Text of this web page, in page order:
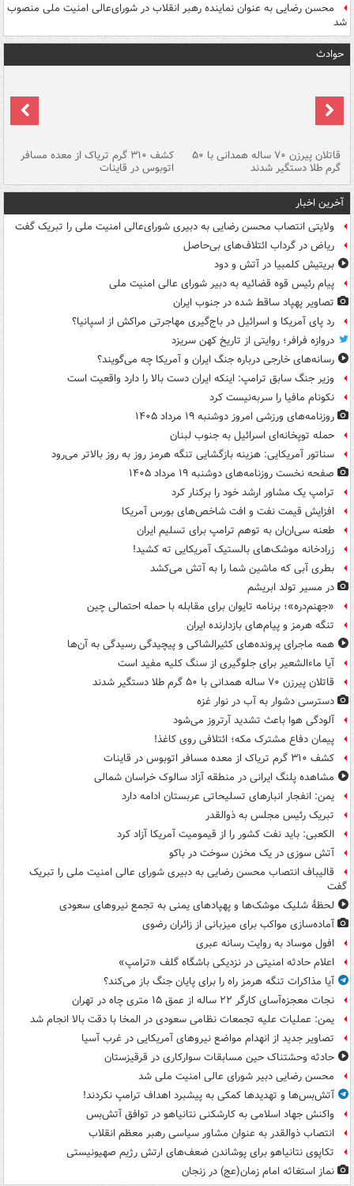
محسن رضایی به عنوان نماینده رهبر انقلاب در شورای‌عالی امنیت ملی منصوب
شد
حوادث
قاتلان پیرزن ۷۰ ساله همدانی با ۵۰
گرم طلا دستگیر شدند
کشف ۳۱۰ گرم تریاک از معده مسافر
اتوبوس در قاینات
آخرین اخبار
ولایتی انتصاب محسن رضایی به دبیری شورای‌عالی امنیت ملی را تبریک گفت
ریاض در گرداب ائتلاف‌های بی‌حاصل
بریتیش کلمبیا در آتش و دود
پیام رئیس قوه قضائیه به دبیر شورای عالی امنیت ملی
تصاویر پهپاد ساقط شده در جنوب ایران
رد پای آمریکا و اسرائیل در باج‌گیری مهاجرتی مراکش از اسپانیا؟
دروازه فرافر؛ روایتی از تاریخ کهن سریزد
رسانه‌های خارجی درباره جنگ ایران و آمریکا چه می‌گویند؟
وزیر جنگ سابق ترامپ: اینکه ایران دست بالا را دارد واقعیت است
نکونام مافیا را سربه‌نیست کرد
روزنامه‌های ورزشی امروز دوشنبه ۱۹ مرداد ۱۴۰۵
حمله توپخانه‌ای اسرائیل به جنوب لبنان
سناتور آمریکایی: هزینه بازگشایی تنگه هرمز روز به روز بالاتر می‌رود
صفحه نخست روزنامه‌های دوشنبه ۱۹ مرداد ۱۴۰۵
ترامپ یک مشاور ارشد خود را برکنار کرد
افزایش قیمت نفت و افت شاخص‌های بورس آمریکا
طعنه سی‌ان‌ان به توهم ترامپ برای تسلیم ایران
زرادخانه موشک‌های بالستیک آمریکایی ته کشید!
بطری آبی که ماشین شما را به آتش می‌کشد
در مسیر تولد ابریشم
«جهنم‌دره»؛ برنامه تایوان برای مقابله با حمله احتمالی چین
تنگه هرمز و پیام‌های بازدارنده ایران
همه ماجرای پرونده‌های کثیرالشاکی و پیچیدگی رسیدگی به آن‌ها
آیا ماءالشعیر برای جلوگیری از سنگ کلیه مفید است
قاتلان پیرزن ۷۰ ساله همدانی با ۵۰ گرم طلا دستگیر شدند
دسترسی دشوار به آب در نوار غزه
آلودگی هوا باعث تشدید آرتروز می‌شود
پیمان دفاع مشترک مکه؛ ائتلافی روی کاغذ!
کشف ۳۱۰ گرم تریاک از معده مسافر اتوبوس در قاینات
مشاهده پلنگ ایرانی در منطقه آزاد سالوک خراسان شمالی
یمن: انفجار انبارهای تسلیحاتی عربستان ادامه دارد
تبریک رئیس مجلس به ذوالقدر
الکعبی: باید نفت کشور را از قیمومیت آمریکا آزاد کرد
آتش سوزی در یک مخزن سوخت در باکو
قالیباف انتصاب محسن رضایی به دبیری شورای عالی امنیت ملی را تبریک
گفت
لحظۀ شلیک موشک‌ها و پهپادهای یمنی به تجمع نیروهای سعودی
آماده‌سازی مواکب برای میزبانی از زائران رضوی
افول موساد به روایت رسانه عبری
اعلام حادثه امنیتی در نزدیکی باشگاه گلف «ترامپ»
آیا مذاکرات تنگه هرمز راه را برای پایان جنگ باز می‌کند؟
نجات معجزه‌آسای کارگر ۲۲ ساله از عمق ۱۵ متری چاه در تهران
یمن: عملیات علیه تجمعات نظامی سعودی در المخا با دقت بالا انجام شد
تصاویر جدید از انهدام مواضع نیروهای آمریکایی در غرب آسیا
حادثه وحشتناک حین مسابقات سوارکاری در قرقیزستان
محسن رضایی دبیر شورای عالی امنیت ملی شد
آتش‌بس‌ها و تهدیدها کمکی به پیشبرد اهداف ترامپ نکردند!
واکنش جهاد اسلامی به کارشکنی نتانیاهو در توافق آتش‌بس
انتصاب ذوالقدر به عنوان مشاور سیاسی رهبر معظم انقلاب
تکاپوی نتانیاهو برای پوشاندن ضعف‌های ارتش رژیم صهیونیستی
نماز استغاثه امام زمان(عج) در زنجان